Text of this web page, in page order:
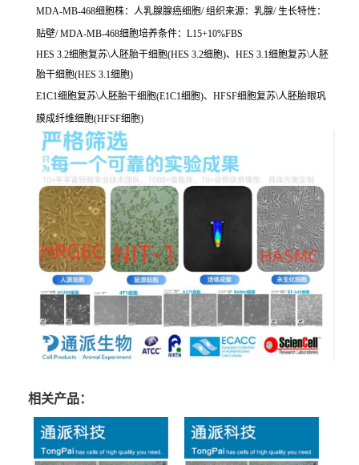
MDA-MB-468细胞株：人乳腺腺癌细胞/ 组织来源：乳腺/ 生长特性：
贴壁/ MDA-MB-468细胞培养条件：L15+10%FBS
HES 3.2细胞复苏\人胚胎干细胞(HES 3.2细胞)、HES 3.1细胞复苏\人胚
胎干细胞(HES 3.1细胞)
E1C1细胞复苏\人胚胎干细胞(E1C1细胞)、HFSF细胞复苏\人胚胎眼巩
膜成纤维细胞(HFSF细胞)
相关产品：